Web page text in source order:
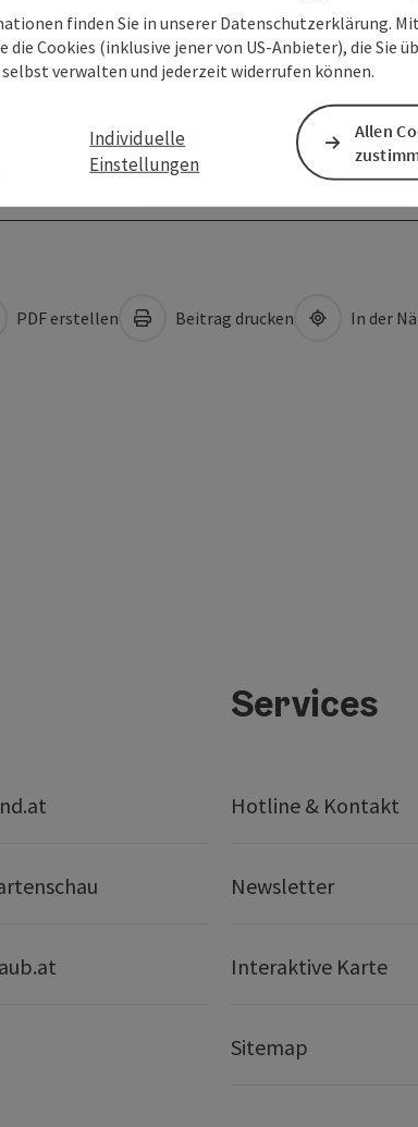
PDF erstellen Beitrag drucken In der
Services
Hotline & Kontakt
Newsletter
Interaktive Karte
Sitemap
finden Sie in unserer Datenschutzerklärung.
die Cookies (inklusive jener von US-Anbieter), die Sie
verwalten und jederzeit widerrufen können.
Individuelle
Einstellungen
Allen